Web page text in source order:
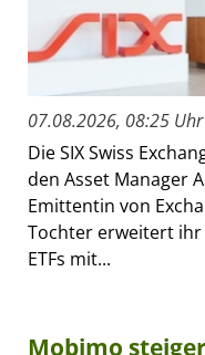
07.08.2026, 08:25 Uhr
Die SIX Swiss
den Asset Manager
Emittentin von
Tochter erweitert
ETFs mit...
Mobimo